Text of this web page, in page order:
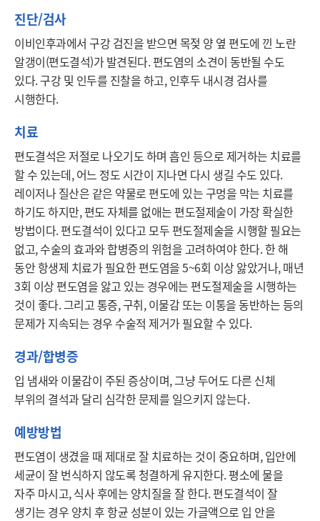
진단/검사
이비인후과에서 구강 검진을 받으면 목젖 양 옆 편도에 낀 노란
알갱이(편도결석)가 발견된다. 편도염의 소견이 동반될 수도
있다. 구강 및 인두를 진찰을 하고, 인후두 내시경 검사를
시행한다.
치료
편도결석은 저절로 나오기도 하며 흡인 등으로 제거하는 치료를
할 수 있는데, 어느 정도 시간이 지나면 다시 생길 수도 있다.
레이저나 질산은 같은 약물로 편도에 있는 구멍을 막는 치료를
하기도 하지만, 편도 자체를 없애는 편도절제술이 가장 확실한
방법이다. 편도결석이 있다고 모두 편도절제술을 시행할 필요는
없고, 수술의 효과와 합병증의 위험을 고려하여야 한다. 한 해
동안 항생제 치료가 필요한 편도염을 5~6회 이상 앓았거나, 매년
3회 이상 편도염을 앓고 있는 경우에는 편도절제술을 시행하는
것이 좋다. 그리고 통증, 구취, 이물감 또는 이통을 동반하는 등의
문제가 지속되는 경우 수술적 제거가 필요할 수 있다.
경과/합병증
입 냄새와 이물감이 주된 증상이며, 그냥 두어도 다른 신체
부위의 결석과 달리 심각한 문제를 일으키지 않는다.
예방방법
편도염이 생겼을 때 제대로 잘 치료하는 것이 중요하며, 입안에
세균이 잘 번식하지 않도록 청결하게 유지한다. 평소에 물을
자주 마시고, 식사 후에는 양치질을 잘 한다. 편도결석이 잘
생기는 경우 양치 후 항균 성분이 있는 가글액으로 입 안을